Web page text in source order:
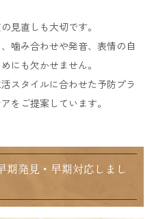
見直しも大切です。
噛み合わせや発音、表情の自
にも欠かせません。
スタイルに合わせた予防プラ
をご提案しています。
期発見・早期対応しまし